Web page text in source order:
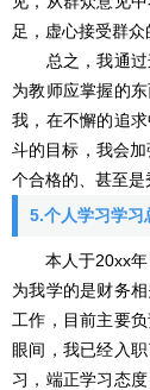
足，虚心接受群众
总之，我通过
为教师应掌握的
我，在不懈的追
斗的目标，我会
个合格的、甚至是
5.个人学习学习
本人于20xx年
为我学的是财务
工作，目前主要
眼间，我已经入
习，端正学习态